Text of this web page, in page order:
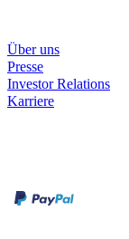
Über uns
Presse
Investor Relations
Karriere